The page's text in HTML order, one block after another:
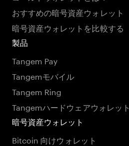
おすすめの暗号資産ウォレット
暗号資産ウォレットを比較する
製品
Tangem Pay
Tangemモバイル
Tangem Ring
Tangemハードウェアウォレット
暗号資産ウォレット
Bitcoin 向けウォレット